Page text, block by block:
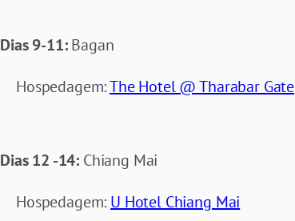
Dias 9-11:Bagan
Hospedagem:The Hotel @ Tharabar Gate
Dias 12 -14: Chiang Mai
Hospedagem: U Hotel Chiang Mai